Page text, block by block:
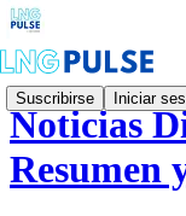
Suscribirse Iniciar
Noticias
Resumen